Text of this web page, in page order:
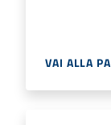
VAI ALLA